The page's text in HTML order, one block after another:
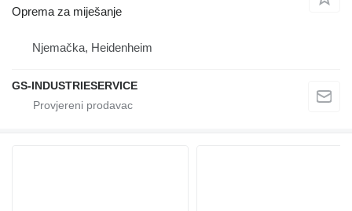
Oprema za miješanje
Njemačka, Heidenheim
GS-INDUSTRIESERVICE